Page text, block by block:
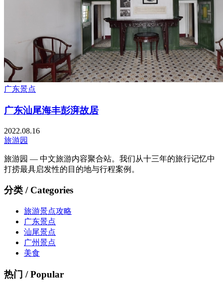
广东景点
广东汕尾海丰彭湃故居
2022.08.16
旅游园
旅游园 — 中文旅游内容聚合站。我们从十三年的旅行记忆中
打捞最具启发性的目的地与行程案例。
分类 / Categories
旅游景点攻略
广东景点
汕尾景点
广州景点
美食
热门 / Popular